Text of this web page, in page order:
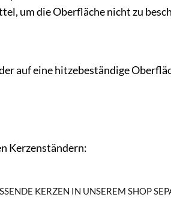
um die Oberfläche nicht zu
auf eine hitzebeständige
Kerzenständern:
KERZEN IN UNSEREM SHOP